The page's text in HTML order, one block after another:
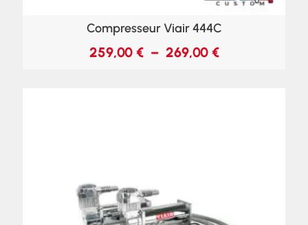
Compresseur Viair 444C
259,00 € – 269,00 €